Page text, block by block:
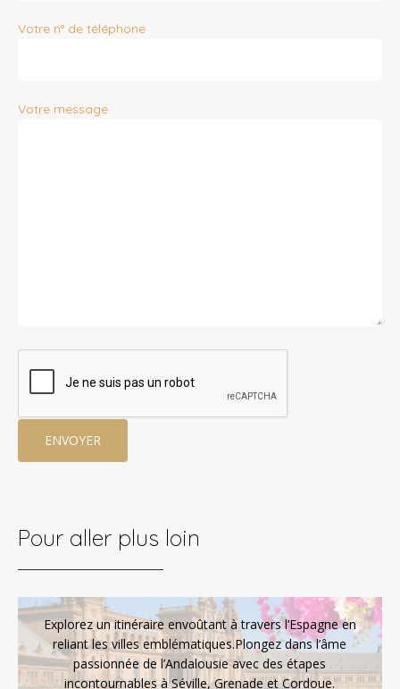
Votre n° de téléphone
Votre message
Pour aller plus loin
Explorez un itinéraire envoûtant à travers l’Espagne en
reliant les villes emblématiques.Plongez dans l’âme
passionnée de l’Andalousie avec des étapes
incontournables à Séville, Grenade et Cordoue.